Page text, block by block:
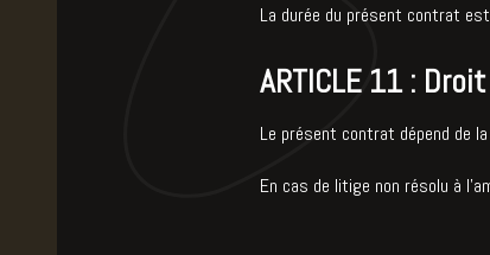
La durée du présent contrat
ARTICLE 11 :
Le présent contrat dépend de
En cas de litige non résolu à